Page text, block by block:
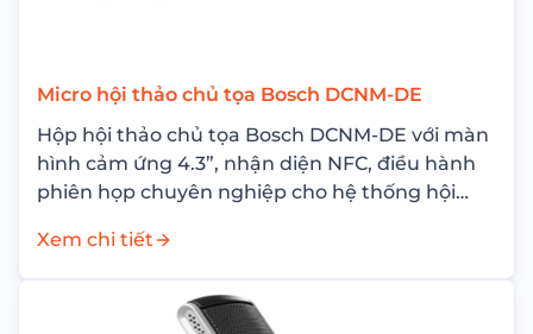
Micro hội thảo chủ tọa Bosch DCNM-DE
Hộp hội thảo chủ tọa Bosch DCNM-DE với màn
hình cảm ứng 4.3”, nhận diện NFC, điều hành
phiên họp chuyên nghiệp cho hệ thống hội
Xem chi tiết